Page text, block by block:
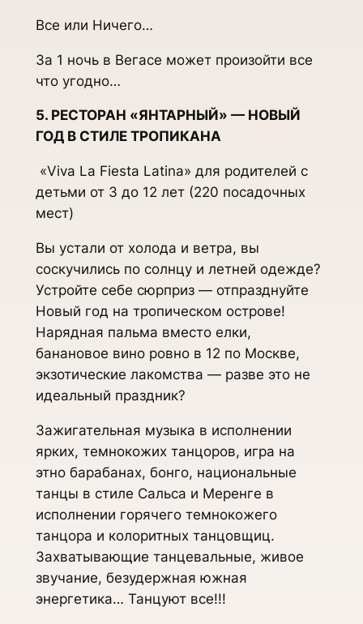
Все или Ничего…
За 1 ночь в Вегасе может произойти все
что угодно…
5. РЕСТОРАН «ЯНТАРНЫЙ» — НОВЫЙ
ГОД В СТИЛЕ ТРОПИКАНА
«Viva La Fiеsta Latina» для родителей с
детьми от 3 до 12 лет (220 посадочных
мест)
Вы устали от холода и ветра, вы
соскучились по солнцу и летней одежде?
Устройте себе сюрприз — отпразднуйте
Новый год на тропическом острове!
Нарядная пальма вместо елки,
банановое вино ровно в 12 по Москве,
экзотические лакомства — разве это не
идеальный праздник?
Зажигательная музыка в исполнении
ярких, темнокожих танцоров, игра на
этно барабанах, бонго, национальные
танцы в стиле Сальса и Меренге в
исполнении горячего темнокожего
танцора и колоритных танцовщиц.
Захватывающие танцевальные, живое
звучание, безудержная южная
энергетика… Танцуют все!!!